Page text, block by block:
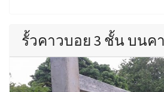
รั้วคาวบอย 3 ชั้น บนค